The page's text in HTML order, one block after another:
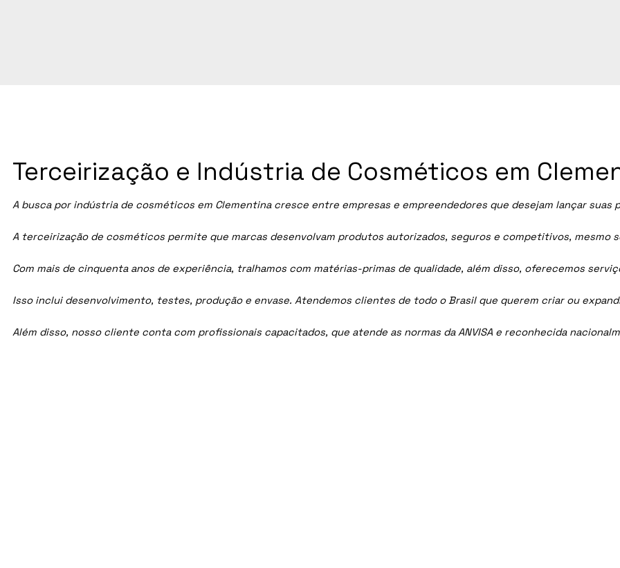
A busca por indústria de cosméticos em Clementinacresce entre empresas e empreendedores que desejam lançar suas
A terceirização de cosméticos permite que marcas desenvolvam produtos autorizados, seguros e competitivos, mesmo
Com mais de cinquenta anos de experiência, tralhamos com matérias-primas de qualidade, além disso, oferecemos
Isso inclui desenvolvimento, testes, produção e envase. Atendemos clientes de todo o Brasil que querem criar ou
Além disso, nosso cliente conta com profissionais capacitados, que atende as normas da ANVISA e reconhecida
Terceirização e Indústria de Cosméticos em